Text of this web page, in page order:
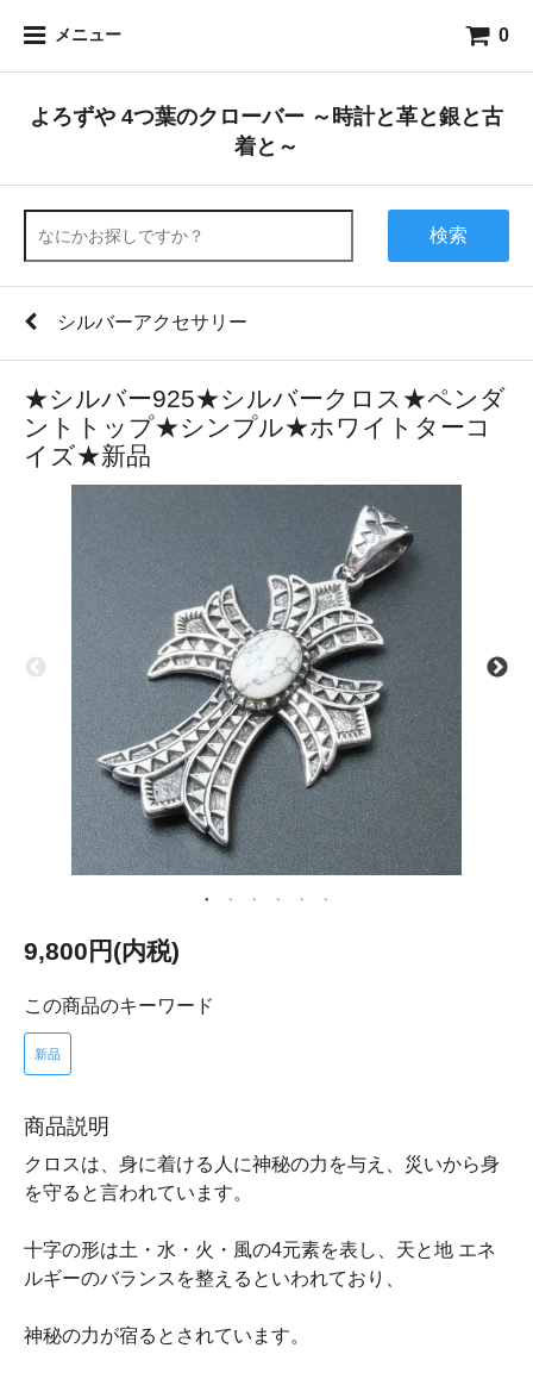
メニュー 0
よろずや 4つ葉のクローバー ～時計と革と銀と古
着と～
検索
シルバーアクセサリー
★シルバー925★シルバークロス★ペンダ
ントトップ★シンプル★ホワイトターコ
イズ★新品
9,800円(内税)
この商品のキーワード
新品
商品説明
クロスは、身に着ける人に神秘の力を与え、災いから身
を守ると言われています。
十字の形は土・水・火・風の4元素を表し、天と地 エネ
ルギーのバランスを整えるといわれており、
神秘の力が宿るとされています。